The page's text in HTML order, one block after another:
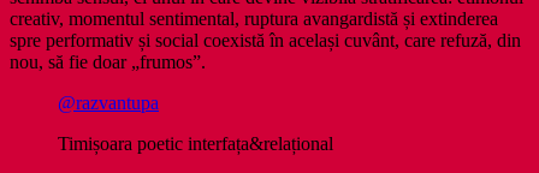
creativ, momentul sentimental, ruptura avangardistă și extinderea
spre performativ și social coexistă în același cuvânt, care refuză, din
nou, să fie doar „frumos”.
@razvantupa
Timișoara poetic interfața&relațional